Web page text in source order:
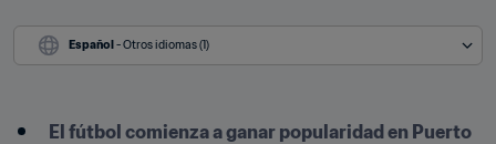
Español - Otros idiomas (1)
El fútbol comienza a ganar popularidad en Puerto